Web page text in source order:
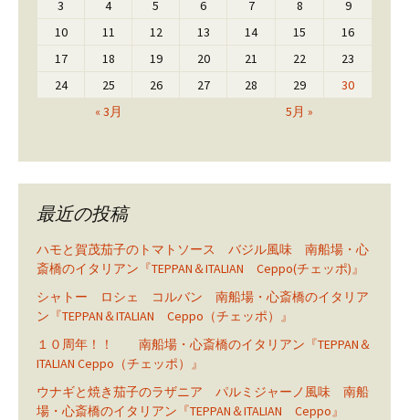
« 3月 5月 »
3
4 5 6 7 8
9
10
11 12 13 14 15
16
17
18 19 20 21 22
23
24
25 26 27 28 29 30
最近の投稿
ハモと賀茂茄子のトマトソース バジル風味 南船場・心
斎橋のイタリアン『TEPPAN＆ITALIAN Ceppo(チェッポ)』
シャトー ロシェ コルバン 南船場・心斎橋のイタリア
ン『TEPPAN＆ITALIAN Ceppo（チェッポ）』
１０周年！！ 南船場・心斎橋のイタリアン『TEPPAN＆
ITALIAN Ceppo（チェッポ）』
ウナギと焼き茄子のラザニア パルミジャーノ風味 南船
場・心斎橋のイタリアン『TEPPAN＆ITALIAN Ceppo』